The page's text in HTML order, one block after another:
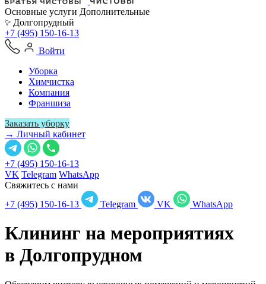
Основные услуги Дополнительные
Долгопрудный
+7 (495) 150-16-13
Войти
Уборка
Химчистка
Компания
Франшиза
Заказать уборку
→ Личный кабинет
+7 (495) 150-16-13
VK Telegram WhatsApp
Свяжитесь с нами
+7 (495) 150-16-13
Telegram VK WhatsApp
Клининг на мероприятиях
в Долгопрудном